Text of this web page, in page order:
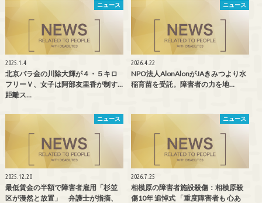
ニュース
2025.1.4
北京パラ金の川除大輝が４・５キロ
フリーＶ、女子は阿部友里香が制す…
距離ス…
ニュース
2026.4.22
NPO法人AlonAlonがJAきみつより水
稲育苗を受託。障害者の力を地…
ニュース
2025.12.20
最低賃金の半額で障害者雇用「杉並
区が漫然と放置」 弁護士が指摘、
ニュース
2026.7.25
相模原の障害者施設殺傷：相模原殺
傷10年 追悼式 「重度障害者も 心あ